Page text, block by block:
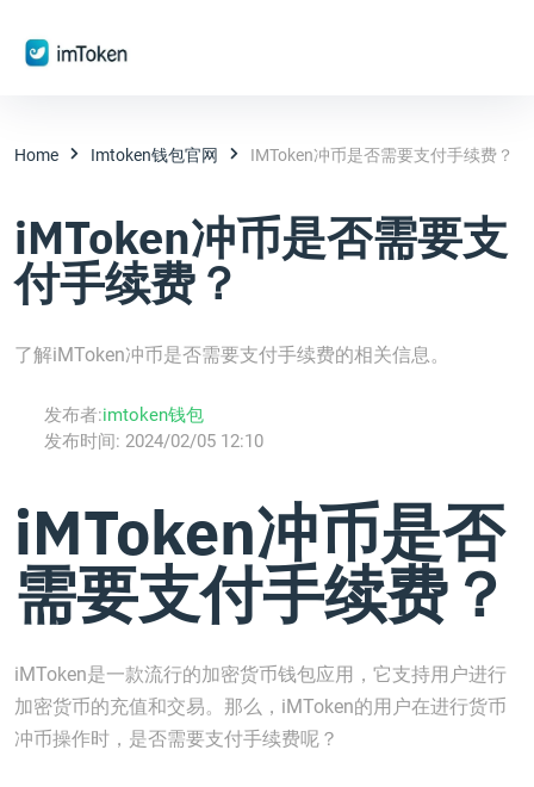
Home Imtoken钱包官网 IMToken冲币是否需要支付手续费？
iMToken冲币是否需要支
付手续费？
了解iMToken冲币是否需要支付手续费的相关信息。
发布者:imtoken钱包
发布时间: 2024/02/05 12:10
iMToken冲币是否
需要支付手续费？
iMToken是一款流行的加密货币钱包应用，它支持用户进行
加密货币的充值和交易。那么，iMToken的用户在进行货币
冲币操作时，是否需要支付手续费呢？